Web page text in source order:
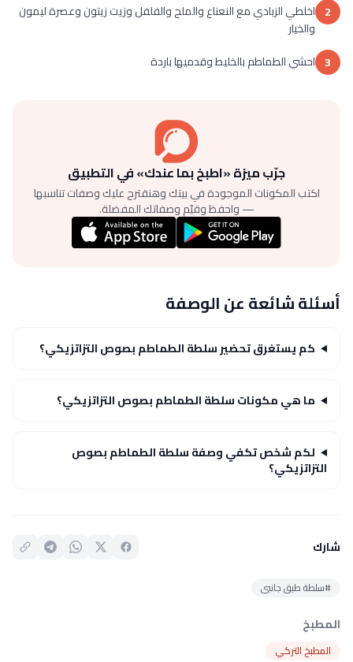
2 اخلطي الزبادي مع النعناع والملح والفلفل وزيت زيتون وعصرة ليمون
والخيار
3 احشي الطماطم بالخليط وقدميها باردة
جرّب ميزة «اطبخ بما عندك» في التطبيق
اكتب المكونات الموجودة في بيتك وهنقترح عليك وصفات تناسبها
— واحفظ وقيّم وصفاتك المفضلة.
أسئلة شائعة عن الوصفة
كم يستغرق تحضير سلطة الطماطم بصوص التزاتزيكي؟
ما هي مكونات سلطة الطماطم بصوص التزاتزيكي؟
لكم شخص تكفي وصفة سلطة الطماطم بصوص
التزاتزيكي؟
شارك
#سلطة طبق جانبى
المطبخ
المطبخ التركي